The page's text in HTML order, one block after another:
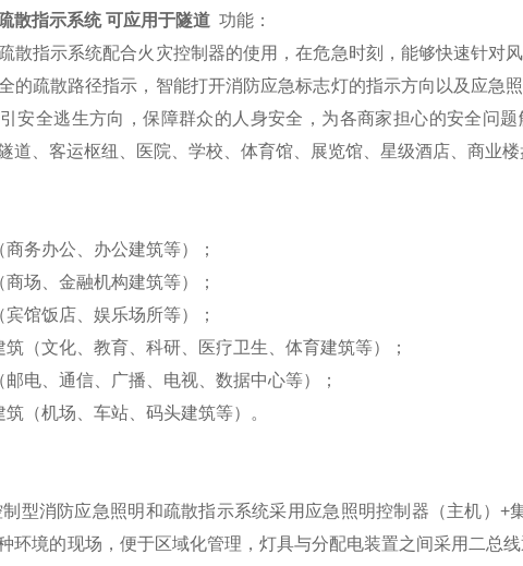
散指示系统 可应用于隧道 ​功能：
散指示系统配合火灾控制器的使用，在危急时刻，能够快速针对
的疏散路径指示，智能打开消防应急标志灯的指示方向以及应急
安全逃生方向，保障群众的人身安全，为各商家担心的安全问
道、客运枢纽、医院、学校、体育馆、展览馆、星级酒店、商业楼
商务办公、办公建筑等）；
商场、金融机构建筑等）；
宾馆饭店、娱乐场所等）；
筑（文化、教育、科研、医疗卫生、体育建筑等）；
邮电、通信、广播、电视、数据中心等）；
筑（机场、车站、码头建筑等）。
型消防应急照明和疏散指示系统采用应急照明控制器（主机）+
环境的现场，便于区域化管理，灯具与分配电装置之间采用二总